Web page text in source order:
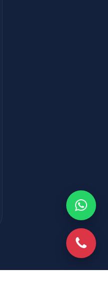
Phone